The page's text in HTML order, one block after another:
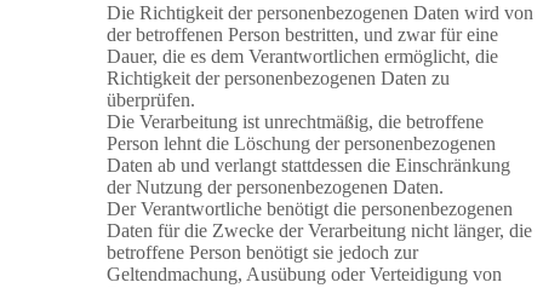
Die Richtigkeit der personenbezogenen Daten wird von
der betroffenen Person bestritten, und zwar für eine
Dauer, die es dem Verantwortlichen ermöglicht, die
Richtigkeit der personenbezogenen Daten zu
überprüfen.
Die Verarbeitung ist unrechtmäßig, die betroffene
Person lehnt die Löschung der personenbezogenen
Daten ab und verlangt stattdessen die Einschränkung
der Nutzung der personenbezogenen Daten.
Der Verantwortliche benötigt die personenbezogenen
Daten für die Zwecke der Verarbeitung nicht länger, die
betroffene Person benötigt sie jedoch zur
Geltendmachung, Ausübung oder Verteidigung von